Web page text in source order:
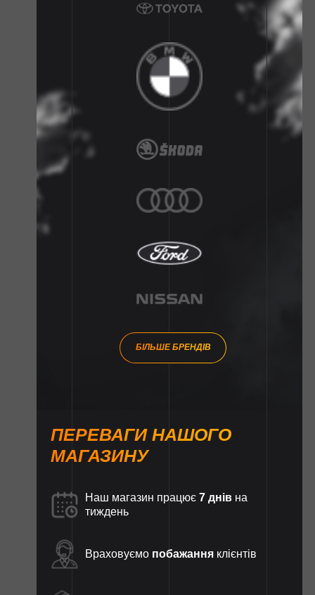
БІЛЬШЕ БРЕНДІВ
ПЕРЕВАГИ НАШОГО
МАГАЗИНУ
Наш магазин працює 7 днів на
тиждень
Враховуємо побажання клієнтів